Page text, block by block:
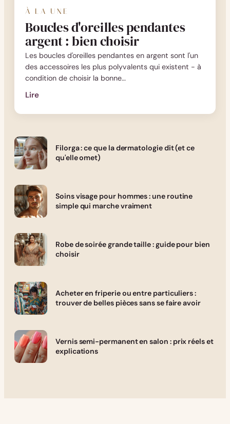
À LA UNE
Boucles d'oreilles pendantes
argent : bien choisir
Les boucles d'oreilles pendantes en argent sont l'un
des accessoires les plus polyvalents qui existent - à
condition de choisir la bonne…
Lire
:
Boucles
pendantes
argent
:
choisir
Filorga : ce que la dermatologie dit (et ce
qu'elle omet)
Soins visage pour hommes : une routine
simple qui marche vraiment
Robe de soirée grande taille : guide pour bien
choisir
Acheter en friperie ou entre particuliers :
trouver de belles pièces sans se faire avoir
Vernis semi-permanent en salon : prix réels et
explications